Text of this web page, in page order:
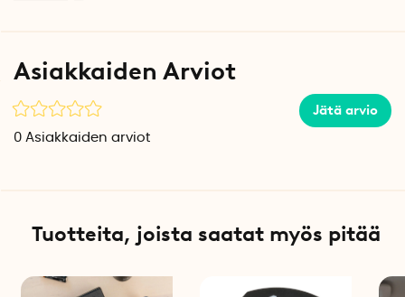
Pituus: 7 cm
Paino: 19 grammaa
Asiakkaiden Arviot
Jätä arvio
0 Asiakkaiden arviot
Tuotteita, joista saatat myös pitää